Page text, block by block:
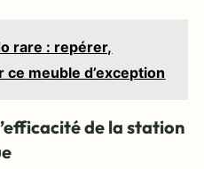
rare : repérer,
meuble d’exception
de la station